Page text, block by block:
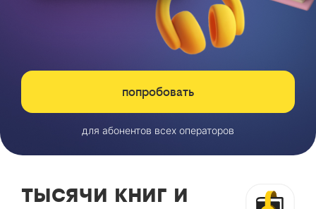
попробовать
для абонентов всех операторов
тысячи книг и